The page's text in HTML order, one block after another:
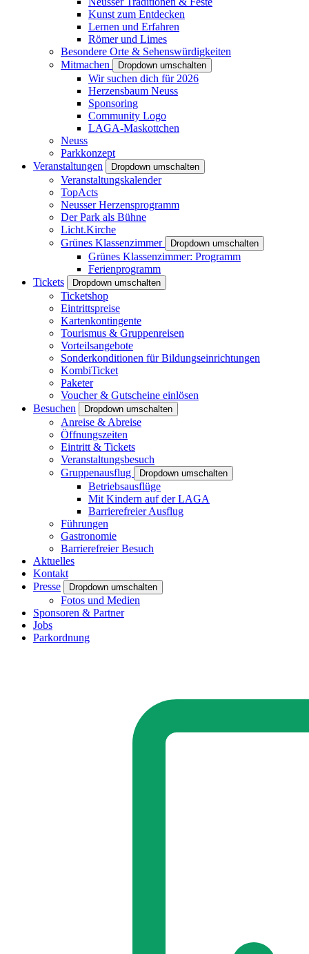
Kunst zum Entdecken
Lernen und Erfahren
Römer und Limes
Besondere Orte & Sehenswürdigkeiten
Mitmachen
Dropdown umschalten
Wir suchen dich für 2026
Herzensbaum Neuss
Sponsoring
Community Logo
LAGA-Maskottchen
Neuss
Parkkonzept
Veranstaltungen
Dropdown umschalten
Veranstaltungskalender
TopActs
Neusser Herzensprogramm
Der Park als Bühne
Licht.Kirche
Grünes Klassenzimmer
Dropdown umschalten
Grünes Klassenzimmer: Programm
Ferienprogramm
Tickets
Dropdown umschalten
Ticketshop
Eintrittspreise
Kartenkontingente
Tourismus & Gruppenreisen
Vorteilsangebote
Sonderkonditionen für Bildungseinrichtungen
KombiTicket
Paketer
Voucher & Gutscheine einlösen
Besuchen
Dropdown umschalten
Anreise & Abreise
Öffnungszeiten
Eintritt & Tickets
Veranstaltungsbesuch
Gruppenausflug
Dropdown umschalten
Betriebsausflüge
Mit Kindern auf der LAGA
Barrierefreier Ausflug
Führungen
Gastronomie
Barrierefreier Besuch
Aktuelles
Kontakt
Presse
Dropdown umschalten
Fotos und Medien
Sponsoren & Partner
Jobs
Parkordnung